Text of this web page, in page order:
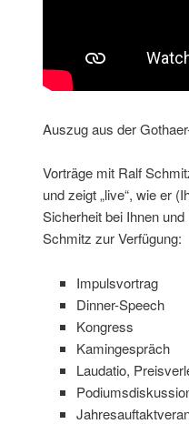
Auszug aus der
Vorträge mit Ralf
und zeigt „live“, wie er
Sicherheit bei Ihnen
Schmitz zur Verfügung:
Impulsvortrag
Dinner-Speech
Kongress
Kamingespräch
Laudatio,